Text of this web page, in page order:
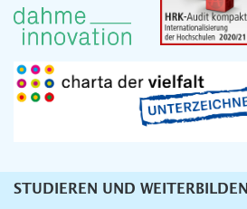
Unternavigation
STUDIEREN UND WEITERBILDEN